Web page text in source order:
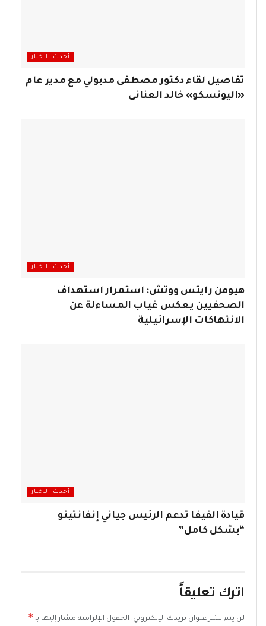
أحدث الاخبار
تفاصيل لقاء دكتور مصطفى مدبولي مع مدير عام
«اليونسكو» خالد العنانى
أحدث الاخبار
هيومن رايتس ووتش: استمرار استهداف
الصحفيين يعكس غياب المساءلة عن
الانتهاكات الإسرائيلية
أحدث الاخبار
قيادة الفيفا تدعم الرئيس جياني إنفانتينو
“بشكل كامل”
اترك تعليقاً
لن يتم نشر عنوان بريدك الإلكتروني. الحقول الإلزامية مشار إليها بـ *